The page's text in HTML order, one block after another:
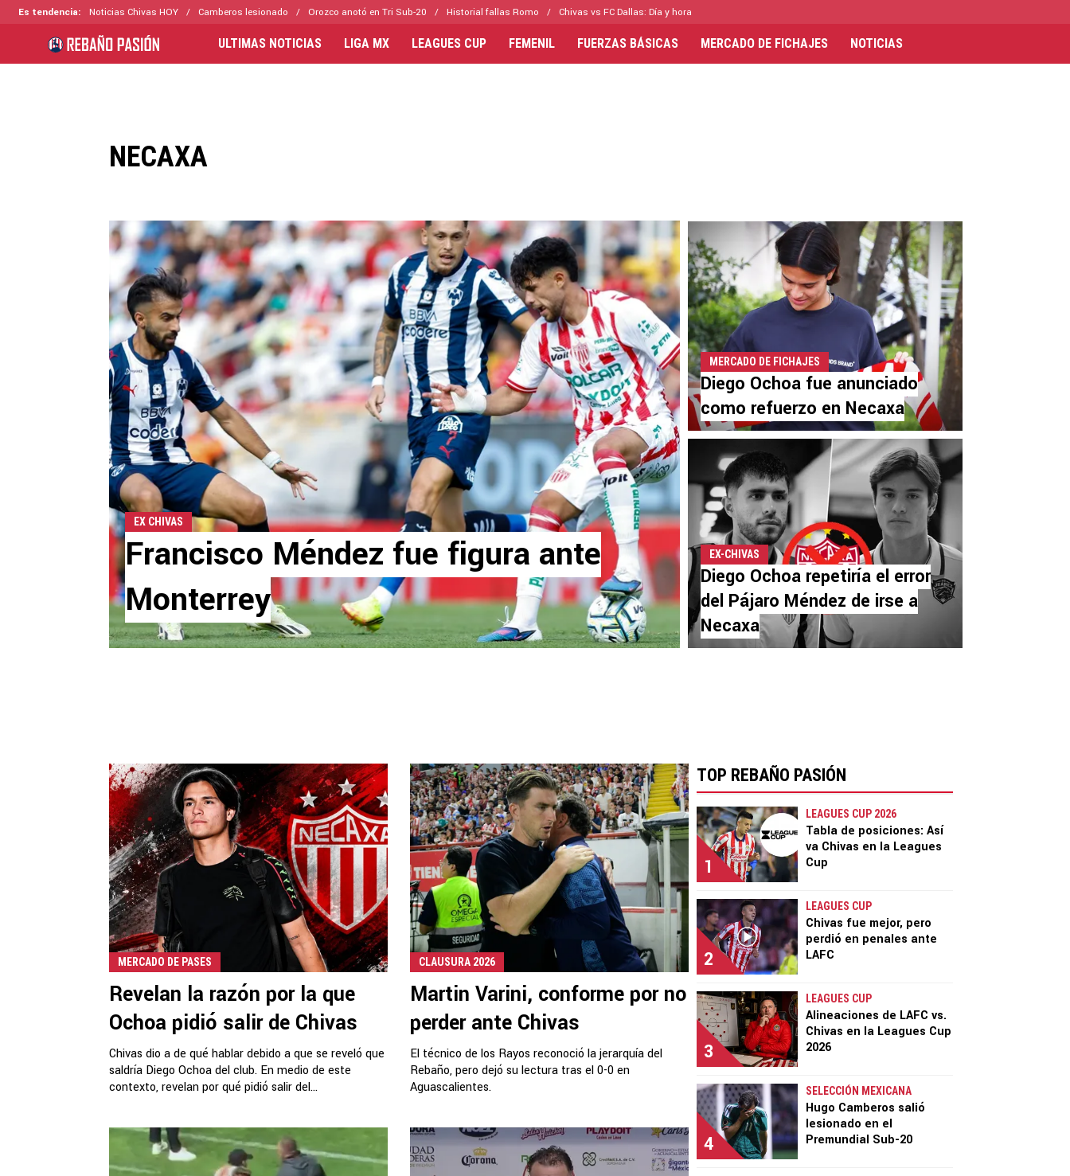
Es tendencia: Noticias Chivas HOY Camberos lesionado Orozco anotó en Tri Sub-20 Historial fallas Romo Chivas vs FC Dallas: Día y hora
ULTIMAS NOTICIAS LIGA MX LEAGUES CUP FEMENIL FUERZAS BÁSICAS MERCADO DE FICHAJES NOTICIAS
NECAXA
EX CHIVAS
Francisco Méndez fue figura ante
Monterrey
MERCADO DE FICHAJES
Diego Ochoa fue anunciado
como refuerzo en Necaxa
EX-CHIVAS
Diego Ochoa repetiría el error
del Pájaro Méndez de irse a
Necaxa
MERCADO DE PASES
Revelan la razón por la que
Ochoa pidió salir de Chivas
Chivas dio a de qué hablar debido a que se reveló que
saldría Diego Ochoa del club. En medio de este
contexto, revelan por qué pidió salir del...
CLAUSURA 2026
Martin Varini, conforme por no
perder ante Chivas
El técnico de los Rayos reconoció la jerarquía del
Rebaño, pero dejó su lectura tras el 0-0 en
Aguascalientes.
TOP REBAÑO PASIÓN
1
LEAGUES CUP 2026
Tabla de posiciones: Así
va Chivas en la Leagues
Cup
2
LEAGUES CUP
Chivas fue mejor, pero
perdió en penales ante
LAFC
3
LEAGUES CUP
Alineaciones de LAFC vs.
Chivas en la Leagues Cup
2026
4
SELECCIÓN MEXICANA
Hugo Camberos salió
lesionado en el
Premundial Sub-20